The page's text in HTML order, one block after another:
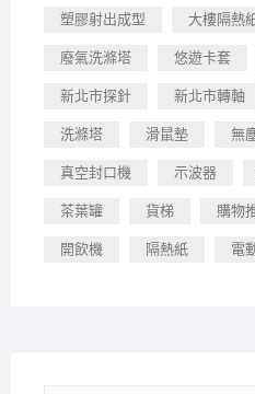
塑膠射出成型 大樓隔熱
廢氣洗滌塔 悠遊卡套
新北市探針 新北市轉軸
洗滌塔 滑鼠墊 無
真空封口機 示波器
茶葉罐 貨梯 購物
開飲機 隔熱紙 電